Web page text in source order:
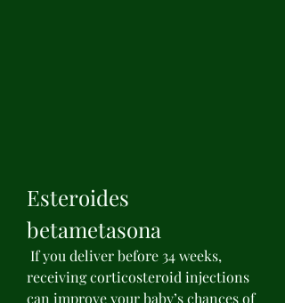
Esteroides
betametasona
receiving corticosteroid injections
can improve your baby’s chances of